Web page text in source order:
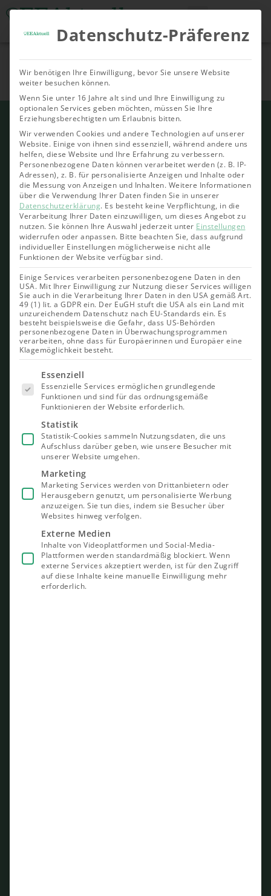
Nachhaltige
Investments
Allgemein Bioenergie
Datenschutz-Präferenz
Wir benötigen Ihre Einwilligung, bevor Sie unsere Website
weiter besuchen können.
Wenn Sie unter 16 Jahre alt sind und Ihre Einwilligung zu
optionalen Services geben möchten, müssen Sie Ihre
Erziehungsberechtigten um Erlaubnis bitten.
Wir verwenden Cookies und andere Technologien auf unserer
Website. Einige von ihnen sind essenziell, während andere uns
helfen, diese Website und Ihre Erfahrung zu verbessern.
Personenbezogene Daten können verarbeitet werden (z. B. IP-
Adressen), z. B. für personalisierte Anzeigen und Inhalte oder
die Messung von Anzeigen und Inhalten. Weitere Informationen
über die Verwendung Ihrer Daten finden Sie in unserer
Datenschutzerklärung. Es besteht keine Verpflichtung, in die
Verarbeitung Ihrer Daten einzuwilligen, um dieses Angebot zu
nutzen. Sie können Ihre Auswahl jederzeit unter Einstellungen
widerrufen oder anpassen. Bitte beachten Sie, dass aufgrund
individueller Einstellungen möglicherweise nicht alle
Funktionen der Website verfügbar sind.
Einige Services verarbeiten personenbezogene Daten in den
USA. Mit Ihrer Einwilligung zur Nutzung dieser Services willigen
Sie auch in die Verarbeitung Ihrer Daten in den USA gemäß Art.
49 (1) lit. a GDPR ein. Der EuGH stuft die USA als ein Land mit
unzureichendem Datenschutz nach EU-Standards ein. Es
besteht beispielsweise die Gefahr, dass US-Behörden
personenbezogene Daten in Überwachungsprogrammen
verarbeiten, ohne dass für Europäerinnen und Europäer eine
Klagemöglichkeit besteht.
Es folgt
eine Liste
der Service-
Gruppen,
für die eine
Einwilligung
erteilt
werden
kann. Die
erste
Service-
Gruppe ist
essenziell
und kann
nicht
abgewählt
Essenziell
Essenzielle Services ermöglichen grundlegende
Funktionen und sind für das ordnungsgemäße
Funktionieren der Website erforderlich.
Statistik
Statistik-Cookies sammeln Nutzungsdaten, die uns
Aufschluss darüber geben, wie unsere Besucher mit
unserer Website umgehen.
Marketing
Marketing Services werden von Drittanbietern oder
Herausgebern genutzt, um personalisierte Werbung
anzuzeigen. Sie tun dies, indem sie Besucher über
Websites hinweg verfolgen.
Externe Medien
Inhalte von Videoplattformen und Social-Media-
Plattformen werden standardmäßig blockiert. Wenn
externe Services akzeptiert werden, ist für den Zugriff
auf diese Inhalte keine manuelle Einwilligung mehr
erforderlich.